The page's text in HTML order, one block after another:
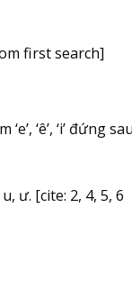
first search]
‘ê’, ‘i’ đứng
u, ư. [cite: 2, 4, 5, 6